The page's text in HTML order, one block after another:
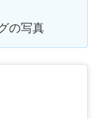
の写真